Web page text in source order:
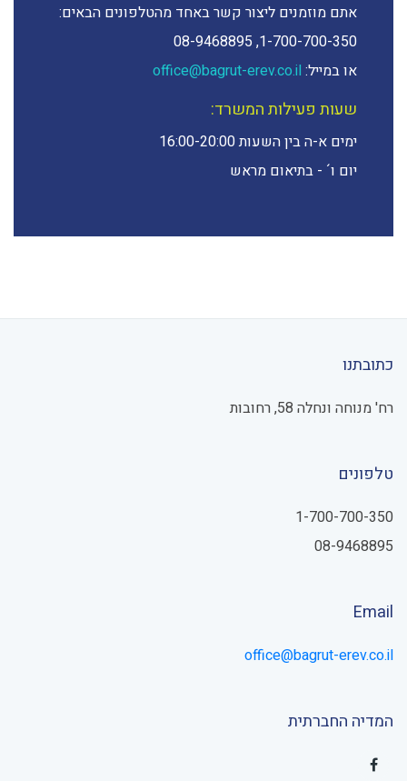
אתם מוזמנים ליצור קשר באחד מהטלפונים הבאים:
1-700-700-350, 08-9468895
או במייל: office@bagrut-erev.co.il
שעות פעילות המשרד:
ימים א-ה בין השעות 16:00-20:00
יום ו´ - בתיאום מראש
כתובתנו
רח' מנוחה ונחלה 58, רחובות
טלפונים
1-700-700-350
08-9468895
Email
office@bagrut-erev.co.il
המדיה החברתית